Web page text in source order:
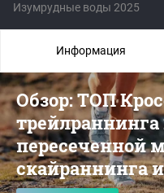
Изумрудные воды 2025
Обзор: ТОП
трейлраннинга
пересеченной
скайраннинга
Информация